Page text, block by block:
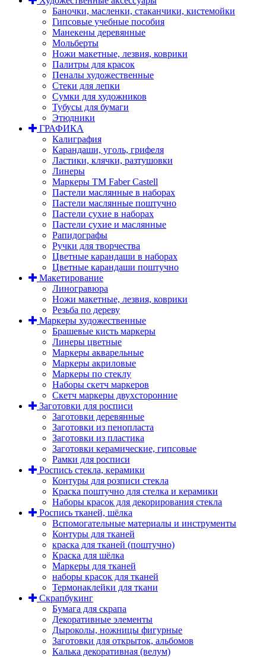
Баночки, масленки, стаканчики, кистемойки
Гипсовые учебные пособия
Манекены деревянные
Мольберты
Ножи макетные, лезвия, коврики
Палитры для красок
Пеналы художественные
Стеки для лепки
Сумки для художников
Тубусы для бумаги
Этюдники
ГРАФИКА
Калиграфия
Карандаши, уголь, грифеля
Ластики, клячки, разтушовки
Линеры
Маркеры TM Faber Castell
Пастели маслянные в наборах
Пастели маслянные поштучно
Пастели сухие в наборах
Пастели сухие и маслянные
Рапидографы
Ручки для творчества
Цветные карандаши в наборах
Цветные карандаши поштучно
Макетирование
Линогравюра
Ножи макетные, лезвия, коврики
Резьба по дереву
Маркеры художественные
Брашевые кисть маркеры
Линеры цветные
Маркеры акварельные
Маркеры акриловые
Маркеры по стеклу
Наборы скетч маркеров
Скетч маркеры двухсторонние
Заготовки для росписи
Заготовки деревянные
Заготовки из пенопласта
Заготовки из пластика
Заготовки керамические, гипсовые
Рамки для росписи
Роспись стекла, керамики
Контуры для розписи стекла
Краска поштучно для стелка и керамики
Наборы красок для декорирования стекла
Роспись тканей, шёлка
Вспомогательные материалы и инструменты
Контуры для тканей
краска для тканей (поштучно)
Краска для шёлка
Маркеры для тканей
наборы красок для тканей
Термонаклейки для ткани
Скрапбукинг
Бумага для скрапа
Декоративные элементы
Дыроколы, ножницы фигурные
Заготовки для открыток, альбомов
Калька декоративная (велум)